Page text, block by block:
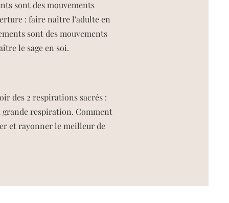
sont des mouvements
: faire naître l'adulte en
sont des mouvements
le sage en soi.​
des 2 respirations sacrés :
respiration. Comment
et rayonner le meilleur de